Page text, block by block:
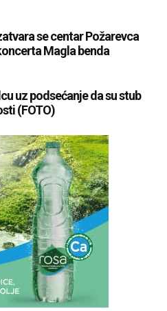
se centar Požarevca
Magla benda
uz podsećanje da su stub
(FOTO)